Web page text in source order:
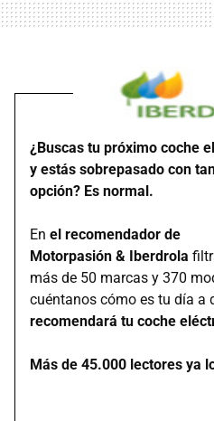
¿Buscas tu próximo coche
y estás sobrepasado con
opción? Es normal.
En el recomendador de
Motorpasión & Iberdrola
más de 50 marcas y 370
cuéntanos cómo es tu día a
recomendará tu coche
Más de 45.000 lectores ya